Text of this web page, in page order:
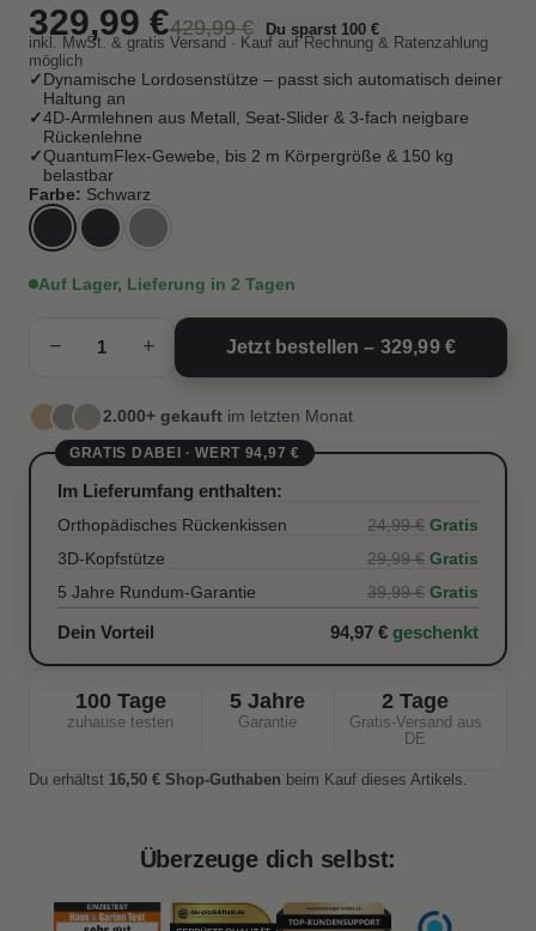
329,99 €429,99 € Du sparst 100 €
inkl. MwSt. & gratis Versand · Kauf auf Rechnung & Ratenzahlung
möglich
✓Dynamische Lordosenstütze – passt sich automatisch deiner
Haltung an
✓4D-Armlehnen aus Metall, Seat-Slider & 3-fach neigbare
Rückenlehne
✓QuantumFlex-Gewebe, bis 2 m Körpergröße & 150 kg
belastbar
Farbe: Schwarz
2.000+ gekauft im letzten Monat
GRATIS DABEI · WERT 94,97 €
Im Lieferumfang enthalten:
Orthopädisches Rückenkissen 24,99 € Gratis
3D-Kopfstütze
29,99 € Gratis
5 Jahre Rundum-Garantie
39,99 € Gratis
Dein Vorteil 94,97 € geschenkt
Auf Lager, Lieferung in 2 Tagen
− + Jetzt bestellen – 329,99 €
100 Tage
zuhause testen
5 Jahre
Garantie
2 Tage
Gratis-Versand aus
DE
Du erhältst 16,50 € Shop-Guthaben beim Kauf dieses Artikels.
Überzeuge dich selbst: